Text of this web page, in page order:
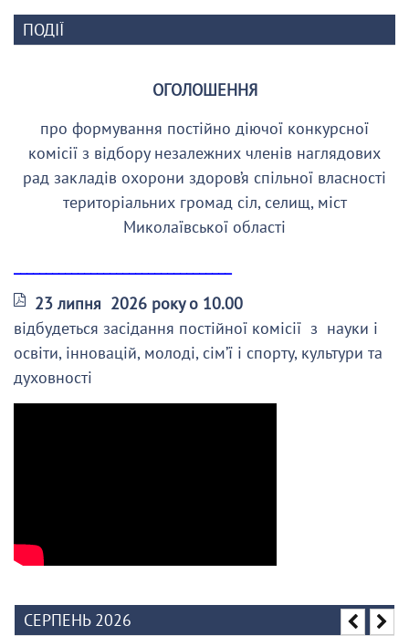
ПОДІЇ
ОГОЛОШЕННЯ
про формування постійно діючої конкурсної
комісії з відбору незалежних членів наглядових
рад закладів охорони здоров’я спільної власності
територіальних громад сіл, селищ, міст
Миколаївської області
23 липня 2026 року о 10.00
відбудеться засідання постійної комісії з науки і
освіти, інновацій, молоді, сім’ї і спорту, культури та
духовності
СЕРПЕНЬ 2026